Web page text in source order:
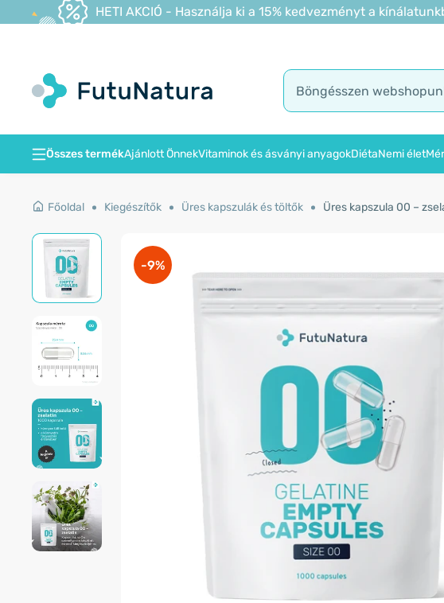
HETI AKCIÓ - Használja ki a 15% kedvezményt a
Összes termékAjánlott ÖnnekVitaminok és ásványi anyagokDiétaNemi élet
Főoldal Kiegészítők Üres kapszulák és töltők Üres kapszula 00 –
-9%